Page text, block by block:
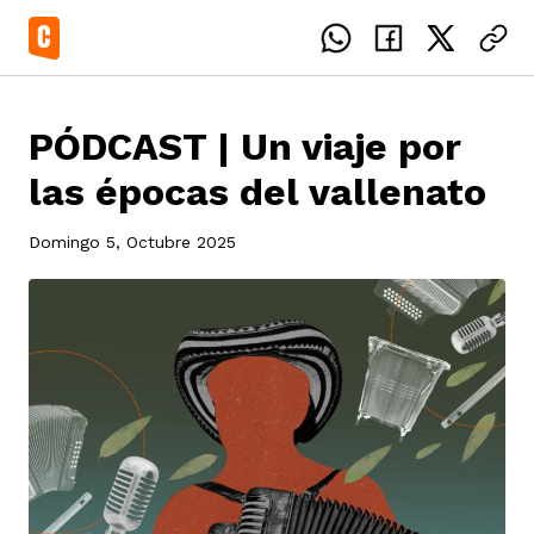
PÓDCAST | Un viaje por
las épocas del vallenato
Domingo 5, Octubre 2025
país
del Caguán
del Cesar
étnicos